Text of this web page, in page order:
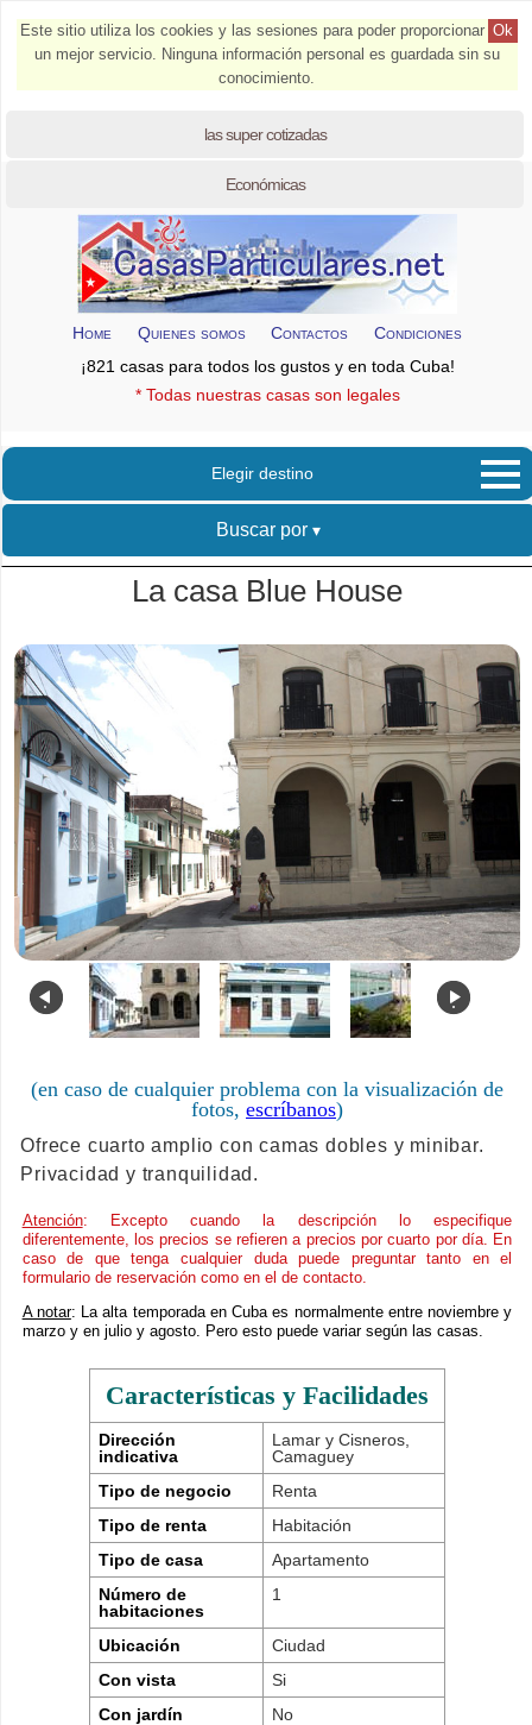
Ok
Este sitio utiliza los cookies y las sesiones para poder proporcionar
un mejor servicio. Ninguna información personal es guardada sin su
conocimiento.
las super cotizadas
Económicas
Home Quienes somos Contactos
Condiciones
¡821 casas para todos los gustos y en toda Cuba!
* Todas nuestras casas son legales
Elegir destino
Buscar por
La casa Blue House
. .
(en caso de cualquier problema con la visualización de
fotos, escríbanos)
Ofrece cuarto amplio con camas dobles y minibar.
Privacidad y tranquilidad.
Atención: Excepto cuando la descripción lo especifique
diferentemente, los precios se refieren a precios por cuarto por día. En
caso de que tenga cualquier duda puede preguntar tanto en el
formulario de reservación como en el de contacto.
A notar: La alta temporada en Cuba es normalmente entre noviembre y
marzo y en julio y agosto. Pero esto puede variar según las casas.
Características y Facilidades
Dirección
indicativa
Lamar y Cisneros,
Camaguey
Tipo de negocio
Renta
Tipo de renta
Habitación
Tipo de casa
Apartamento
Número de
habitaciones
1
Ubicación
Ciudad
Con vista
Si
Con jardín
No